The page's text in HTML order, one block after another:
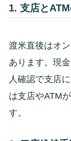
1. 支店と
渡米直後はオ
あります。現
人確認で支店
は支店やATM
す。